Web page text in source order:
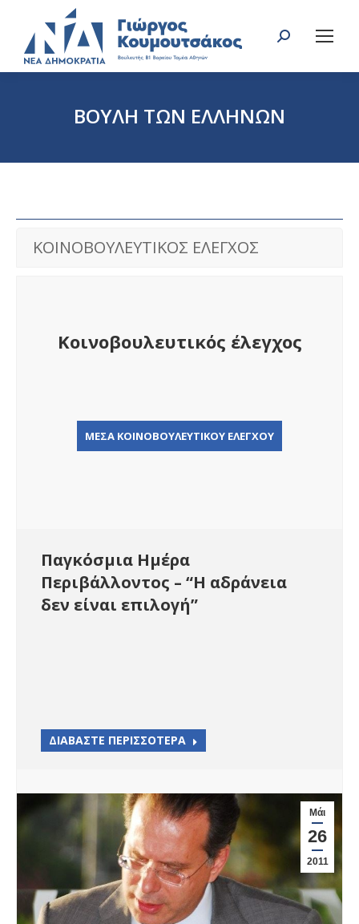
Search:
ΒΟΥΛΗ ΤΩΝ ΕΛΛΗΝΩΝ
ΚΟΙΝΟΒΟΥΛΕΥΤΙΚΟΣ ΕΛΕΓΧΟΣ
Κοινοβουλευτικός έλεγχος
ΜΕΣΑ ΚΟΙΝΟΒΟΥΛΕΥΤΙΚΟΥ ΕΛΕΓΧΟΥ
Παγκόσμια Ημέρα
Περιβάλλοντος – “Η αδράνεια
δεν είναι επιλογή”
ΔΙΑΒΑΣΤΕ ΠΕΡΙΣΣΟΤΕΡΑ
Μάι
26
2011